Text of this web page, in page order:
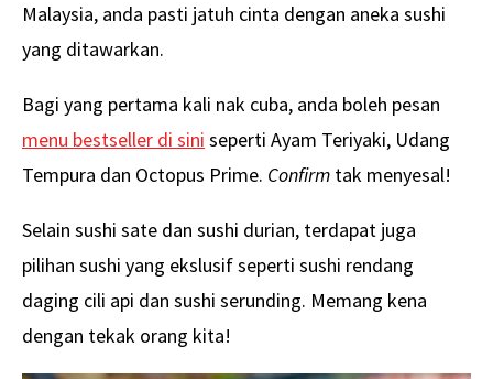
Malaysia, anda pasti jatuh cinta dengan aneka sushi
yang ditawarkan.
Bagi yang pertama kali nak cuba, anda boleh pesan
menu bestseller di sini seperti Ayam Teriyaki, Udang
Tempura dan Octopus Prime. Confirm tak menyesal!
Selain sushi sate dan sushi durian, terdapat juga
pilihan sushi yang ekslusif seperti sushi rendang
daging cili api dan sushi serunding. Memang kena
dengan tekak orang kita!